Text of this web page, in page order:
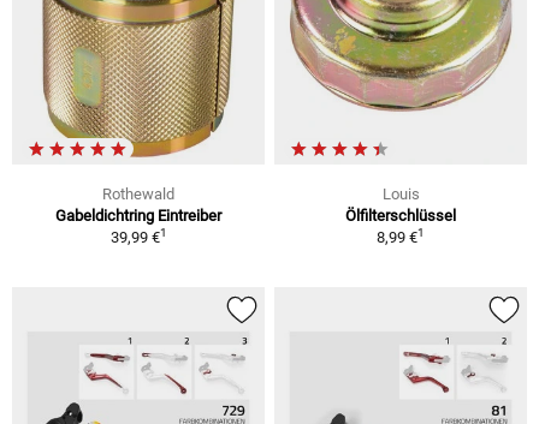
Rothewald
Gabeldichtring Eintreiber
39,99 €1
Louis
Ölfilterschlüssel
8,99 €1